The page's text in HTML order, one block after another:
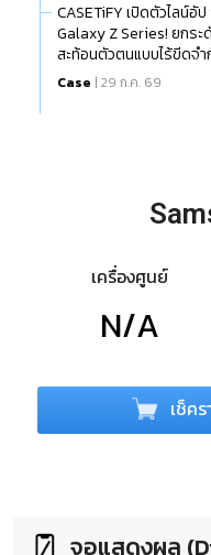
CASETiFY เปิดตัวไลน์อั
Galaxy Z Series! ยกร
สะท้อนตัวตนแบบไร้ขีดจ
Case | 29 ก.ค. 69
เครื่องศูนย์
N/A
เช็ค
จอแสดงผล